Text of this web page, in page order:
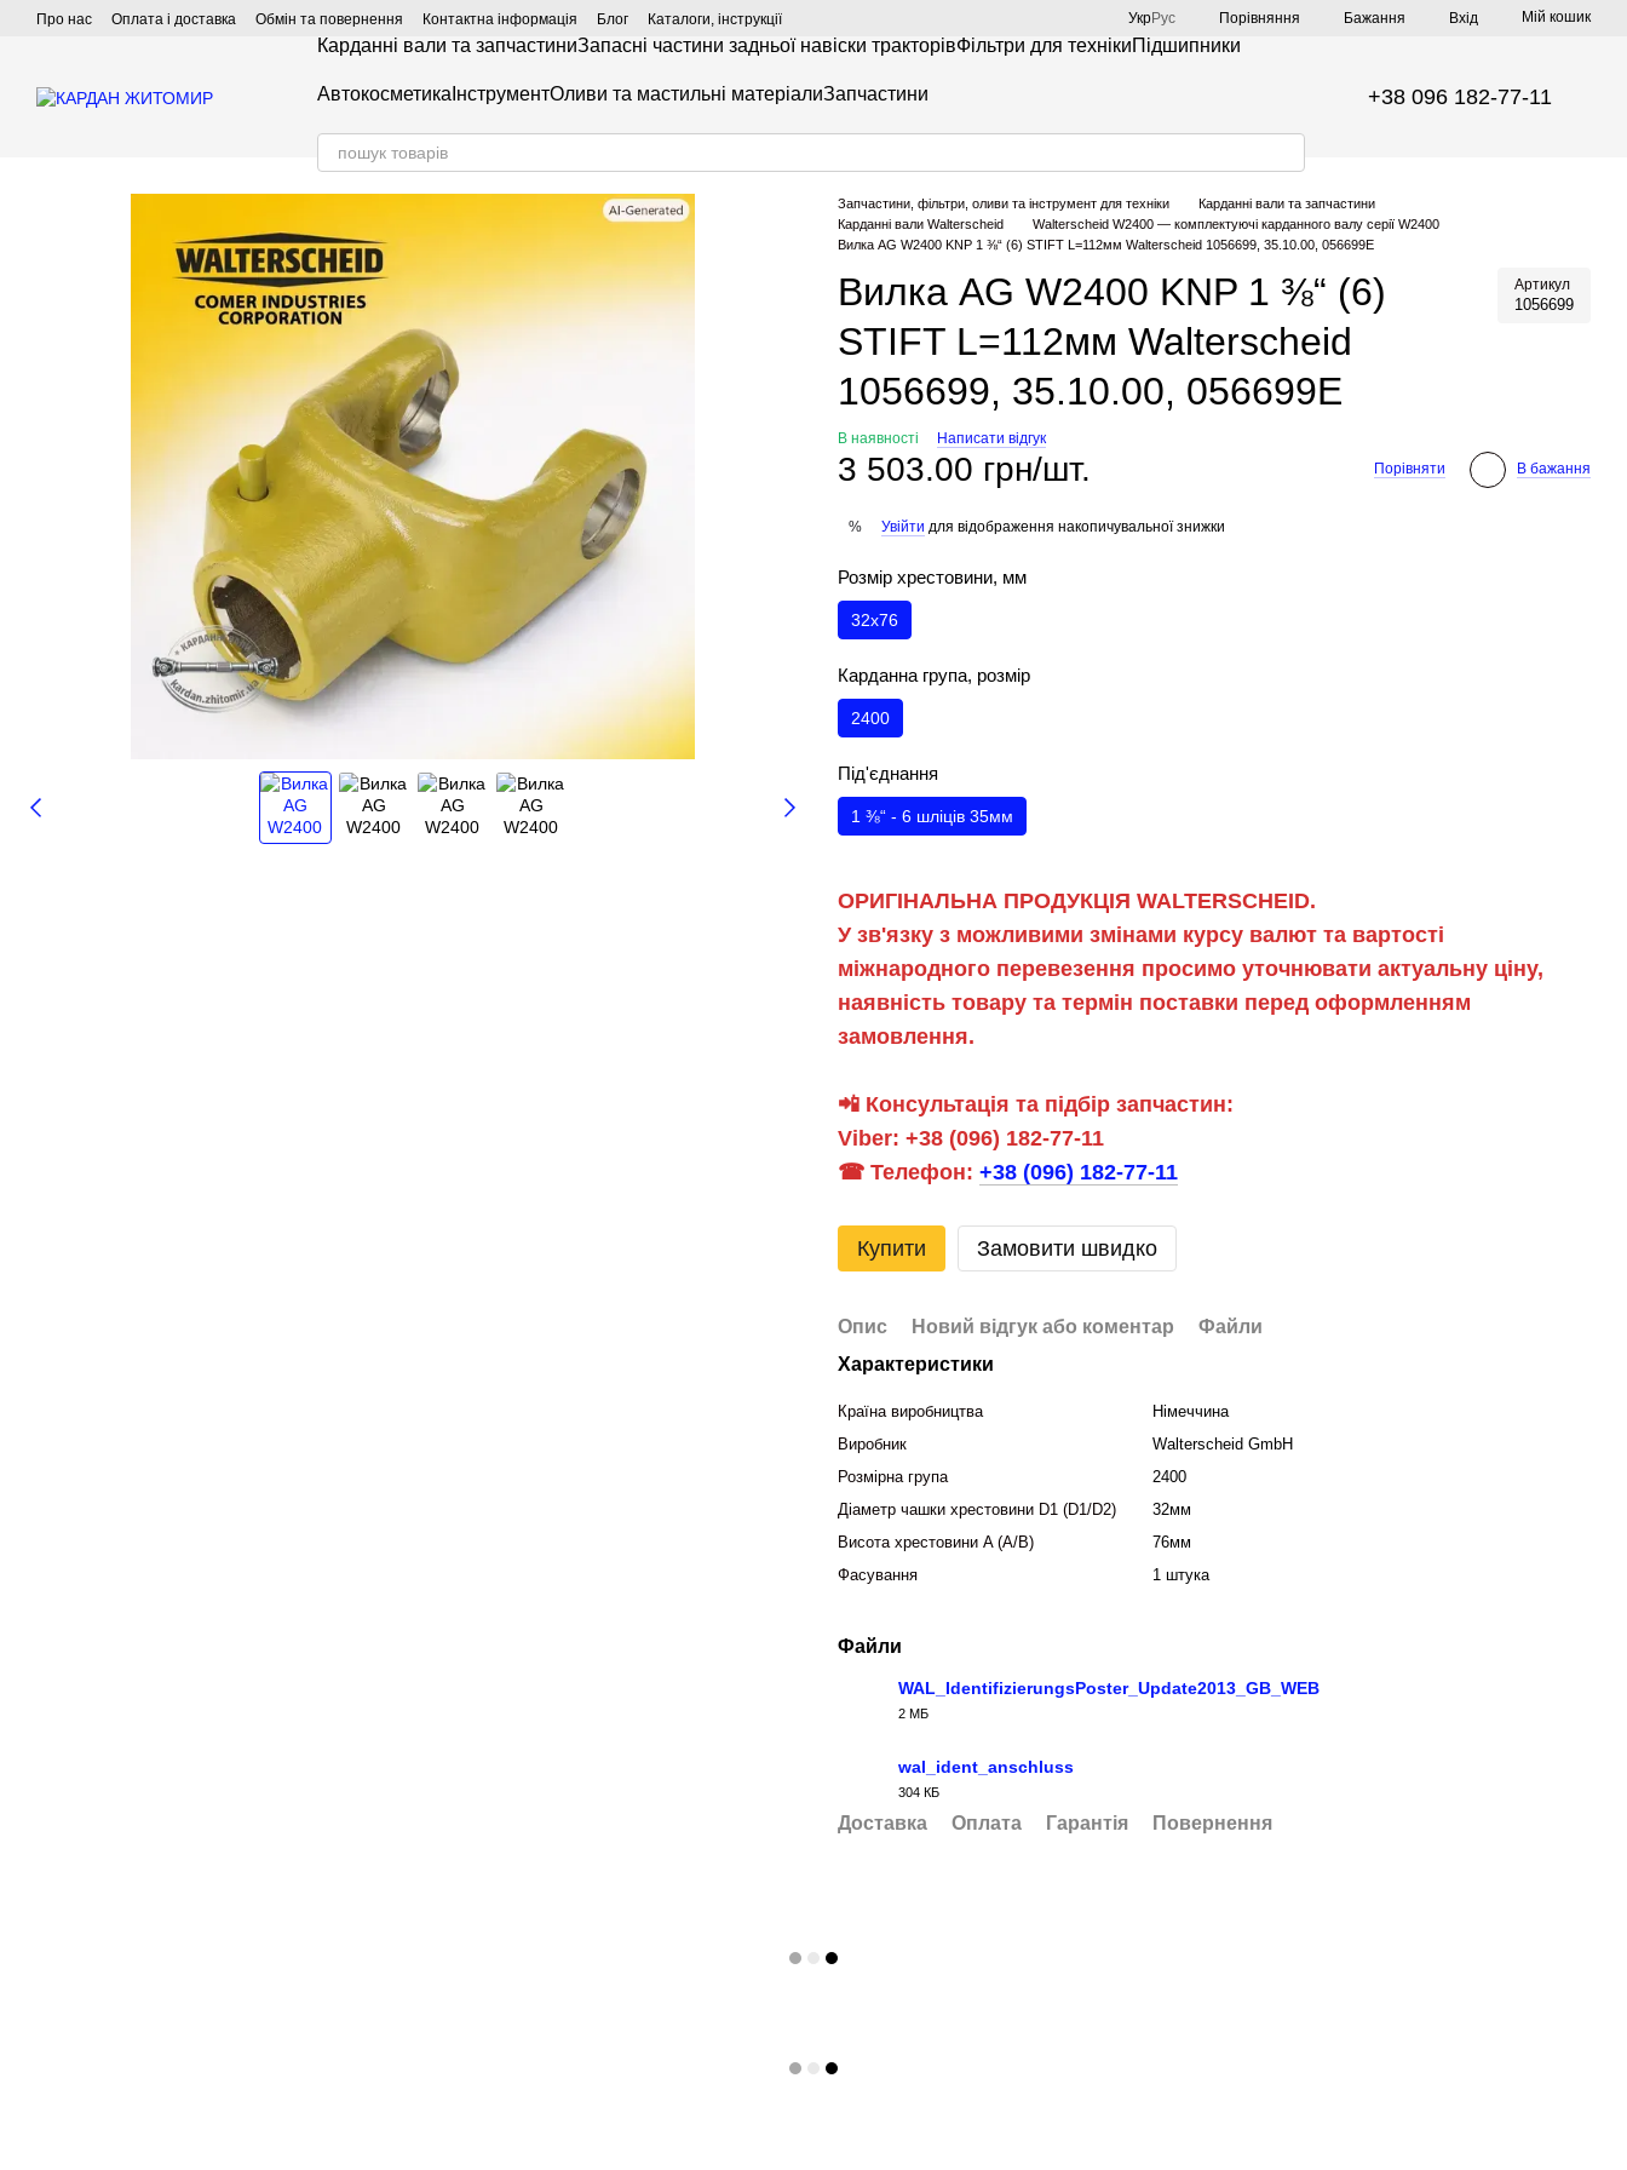
Перейти до основного контенту
Про нас Оплата і доставка Обмін та повернення Контактна інформація Блог Каталоги, інструкції УкрРус Порівняння Бажання Вхід Мій кошик
Карданні вали та запчастиниЗапасні частини задньої навіски тракторівФільтри для технікиПідшипники
Автокосметика ІнструментОливи та мастильні матеріалиЗапчастини +38 096 182-77-11
Запчастини, фільтри, оливи та інструмент для техніки
Карданні вали та запчастини
Карданні вали Walterscheid
Walterscheid W2400 — комплектуючі карданного валу серії W2400
Вилка AG W2400 KNP 1 ⅜“ (6) STIFT L=112мм Walterscheid 1056699, 35.10.00, 056699E
Вилка AG W2400 KNP 1 ⅜“ (6)
STIFT L=112мм Walterscheid
1056699, 35.10.00, 056699E
Артикул
1056699
В наявності Написати відгук
3 503.00 грн/шт. Порівняти В бажання
% Увійти для відображення накопичувальної знижки
Розмір хрестовини, мм
32х76
Карданна група, розмір
2400
Під'єднання
1 ⅜“ - 6 шліців 35мм
ОРИГІНАЛЬНА ПРОДУКЦІЯ WALTERSCHEID.
У зв'язку з можливими змінами курсу валют та вартості
міжнародного перевезення просимо уточнювати актуальну ціну,
наявність товару та термін поставки перед оформленням
замовлення.
📲 Консультація та підбір запчастин:
Viber: +38 (096) 182-77-11
☎ Телефон: +38 (096) 182-77-11
Купити Замовити швидко
Опис Новий відгук або коментар
Файли
Характеристики
Країна виробництва
Німеччина
Виробник
Walterscheid GmbH
Розмірна група
2400
Діаметр чашки хрестовини D1 (D1/D2)
32мм
Висота хрестовини A (A/B)
76мм
Фасування
1 штука
Файли
WAL_IdentifizierungsPoster_Update2013_GB_WEB
2 МБ
wal_ident_anschluss
304 КБ
Доставка Оплата Гарантія Повернення